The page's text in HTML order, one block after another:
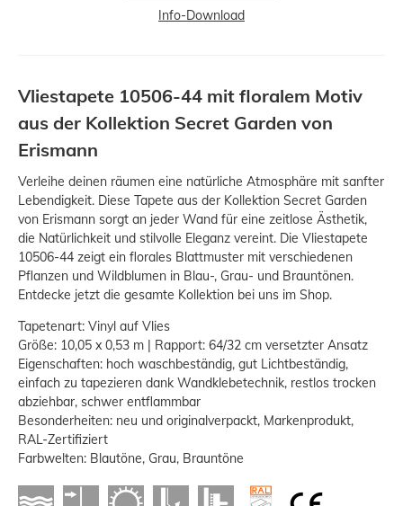
Info-Download
Vliestapete 10506-44 mit floralem Motiv
aus der Kollektion Secret Garden von
Erismann
Verleihe deinen räumen eine natürliche Atmosphäre mit sanfter
Lebendigkeit. Diese Tapete aus der Kollektion Secret Garden
von Erismann sorgt an jeder Wand für eine zeitlose Ästhetik,
die Natürlichkeit und stilvolle Eleganz vereint. Die Vliestapete
10506-44 zeigt ein florales Blattmuster mit verschiedenen
Pflanzen und Wildblumen in Blau-, Grau- und Brauntönen.
Entdecke jetzt die gesamte Kollektion bei uns im Shop.
Tapetenart: Vinyl auf Vlies
Größe: 10,05 x 0,53 m | Rapport: 64/32 cm versetzter Ansatz
Eigenschaften: hoch waschbeständig, gut Lichtbeständig,
einfach zu tapezieren dank Wandklebetechnik, restlos trocken
abziehbar, schwer entflammbar
Besonderheiten: neu und originalverpackt, Markenprodukt,
RAL-Zertifiziert
Farbwelten: Blautöne, Grau, Brauntöne